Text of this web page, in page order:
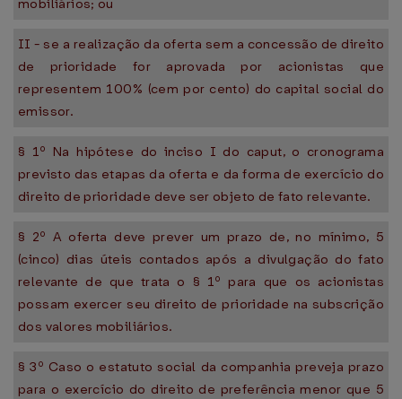
mobiliários; ou
II - se a realização da oferta sem a concessão de direito
de prioridade for aprovada por acionistas que
representem 100% (cem por cento) do capital social do
emissor.
§ 1º Na hipótese do inciso I do caput, o cronograma
previsto das etapas da oferta e da forma de exercício do
direito de prioridade deve ser objeto de fato relevante.
§ 2º A oferta deve prever um prazo de, no mínimo, 5
(cinco) dias úteis contados após a divulgação do fato
relevante de que trata o § 1º para que os acionistas
possam exercer seu direito de prioridade na subscrição
dos valores mobiliários.
§ 3º Caso o estatuto social da companhia preveja prazo
para o exercício do direito de preferência menor que 5